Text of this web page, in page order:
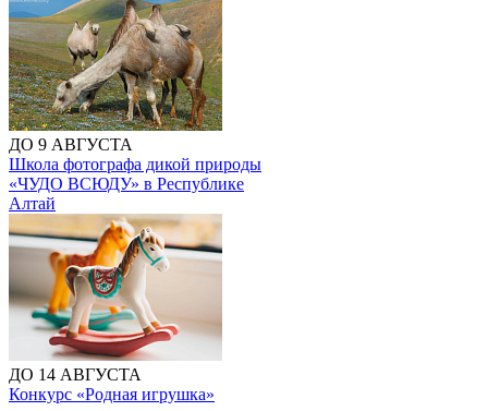
ДО 9 АВГУСТА
Школа фотографа дикой природы
«ЧУДО ВСЮДУ» в Республике
Алтай
ДО 14 АВГУСТА
Конкурс «Родная игрушка»